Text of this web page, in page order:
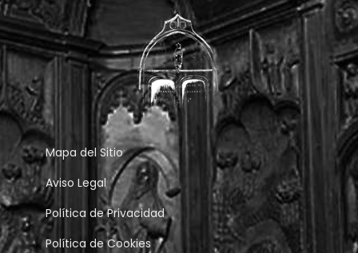
Mapa del Sitio
Aviso Legal
Política de Privacidad
Política de Cookies